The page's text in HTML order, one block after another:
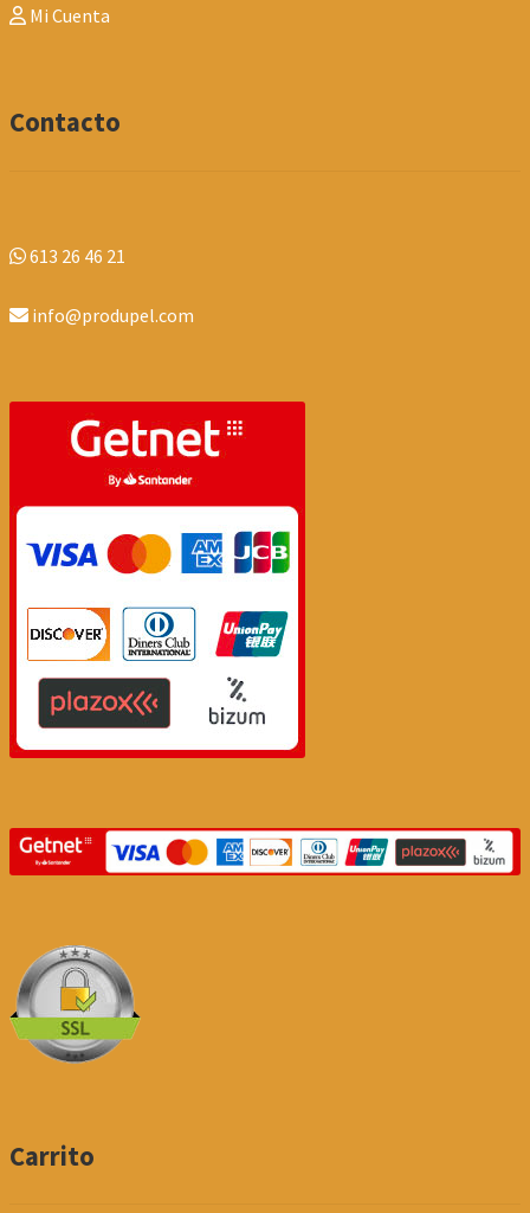
Mi Cuenta
Contacto
613 26 46 21
info@produpel.com
Carrito